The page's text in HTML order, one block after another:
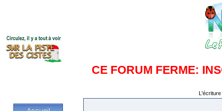
CE FORUM FERME: